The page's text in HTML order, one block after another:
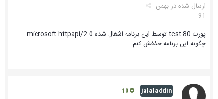
ارسال شده دربهمن
91
پورت test 80 توسط این برنامه اشغال شده microsoft-httpapi/2.0
چگونه این برنامه حذفش کنم
jalaladdin